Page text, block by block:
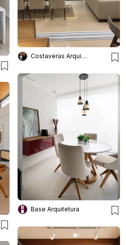
Costaveras Arquitetos
Base Arquitetura